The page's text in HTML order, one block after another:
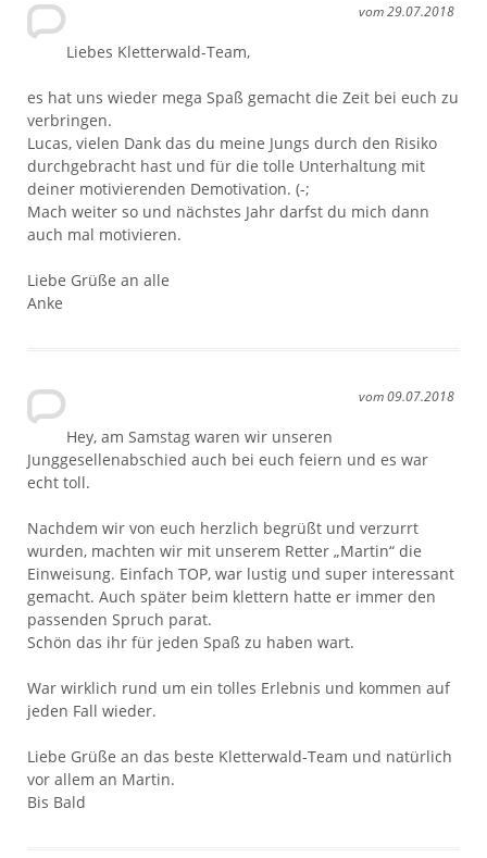
vom 29.07.2018
Liebes Kletterwald-Team,
es hat uns wieder mega Spaß gemacht die Zeit bei euch zu
verbringen.
Lucas, vielen Dank das du meine Jungs durch den Risiko
durchgebracht hast und für die tolle Unterhaltung mit
deiner motivierenden Demotivation. (-;
Mach weiter so und nächstes Jahr darfst du mich dann
auch mal motivieren.
Liebe Grüße an alle
Anke
vom 09.07.2018
Hey, am Samstag waren wir unseren
Junggesellenabschied auch bei euch feiern und es war
echt toll.
Nachdem wir von euch herzlich begrüßt und verzurrt
wurden, machten wir mit unserem Retter „Martin“ die
Einweisung. Einfach TOP, war lustig und super interessant
gemacht. Auch später beim klettern hatte er immer den
passenden Spruch parat.
Schön das ihr für jeden Spaß zu haben wart.
War wirklich rund um ein tolles Erlebnis und kommen auf
jeden Fall wieder.
Liebe Grüße an das beste Kletterwald-Team und natürlich
vor allem an Martin.
Bis Bald